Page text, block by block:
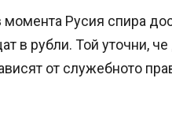
Русия спира
в рубли. Той уточни, че
от служебното